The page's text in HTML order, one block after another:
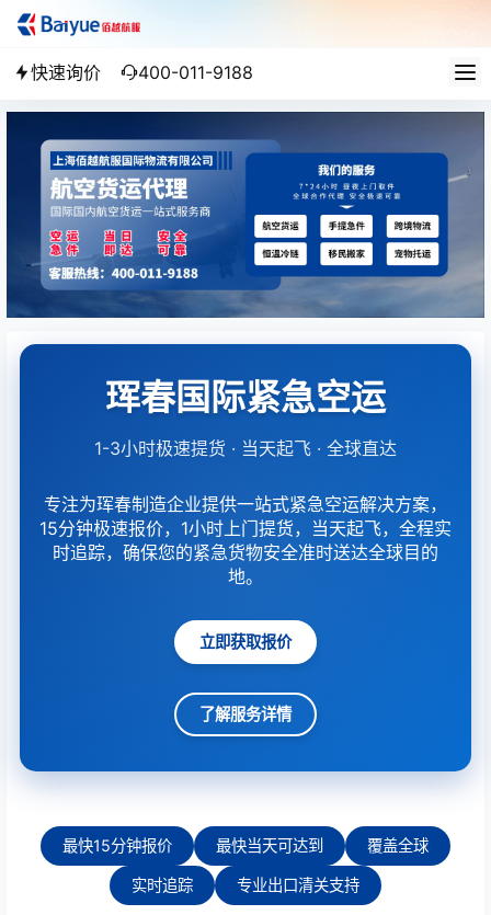
快速询价 400-011-9188
珲春国际紧急空运
1-3小时极速提货 · 当天起飞 · 全球直达
专注为珲春制造企业提供一站式紧急空运解决方案，
15分钟极速报价，1小时上门提货，当天起飞，全程实
时追踪，确保您的紧急货物安全准时送达全球目的
地。
立即获取报价
了解服务详情
最快15分钟报价 最快当天可达到 覆盖全球
实时追踪 专业出口清关支持